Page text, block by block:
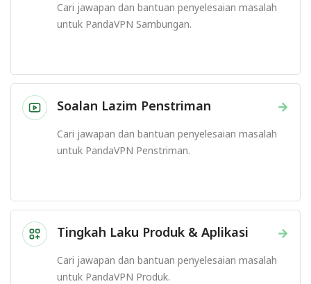
Cari jawapan dan bantuan penyelesaian masalah
untuk PandaVPN Sambungan.
→
Soalan Lazim Penstriman
Cari jawapan dan bantuan penyelesaian masalah
untuk PandaVPN Penstriman.
→
Tingkah Laku Produk & Aplikasi
Cari jawapan dan bantuan penyelesaian masalah
untuk PandaVPN Produk.